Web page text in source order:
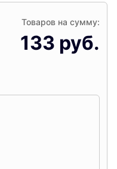
Товаров на сумму:
133 руб.